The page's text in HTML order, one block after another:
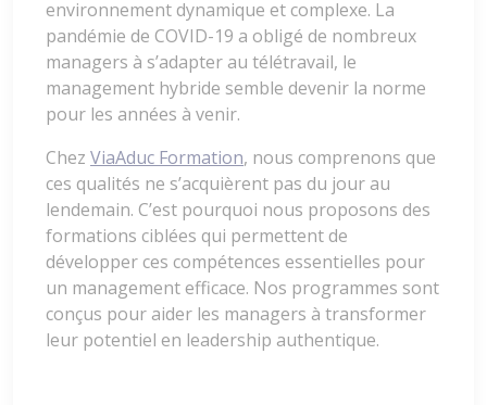
environnement dynamique et complexe. La
pandémie de COVID-19 a obligé de nombreux
managers à s’adapter au télétravail, le
management hybride semble devenir la norme
pour les années à venir.
Chez ViaAduc Formation, nous comprenons que
ces qualités ne s’acquièrent pas du jour au
lendemain. C’est pourquoi nous proposons des
formations ciblées qui permettent de
développer ces compétences essentielles pour
un management efficace. Nos programmes sont
conçus pour aider les managers à transformer
leur potentiel en leadership authentique.